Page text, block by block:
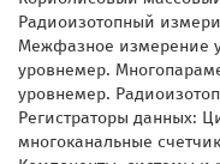
Радиоизотопный
Межфазное измерение
уровнемер.
уровнемер.
Регистраторы данных:
многоканальные